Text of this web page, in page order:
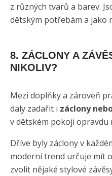
z různých tvarů a barev.
dětským potřebám a jako
8. ZÁCLONY A
NIKOLIV?
Mezi doplňky a zároveň
daly zadařit i záclony
v dětském pokoji opravdu
Dříve byly záclony v
moderní trend určuje mít
zvolit nějaké stylové